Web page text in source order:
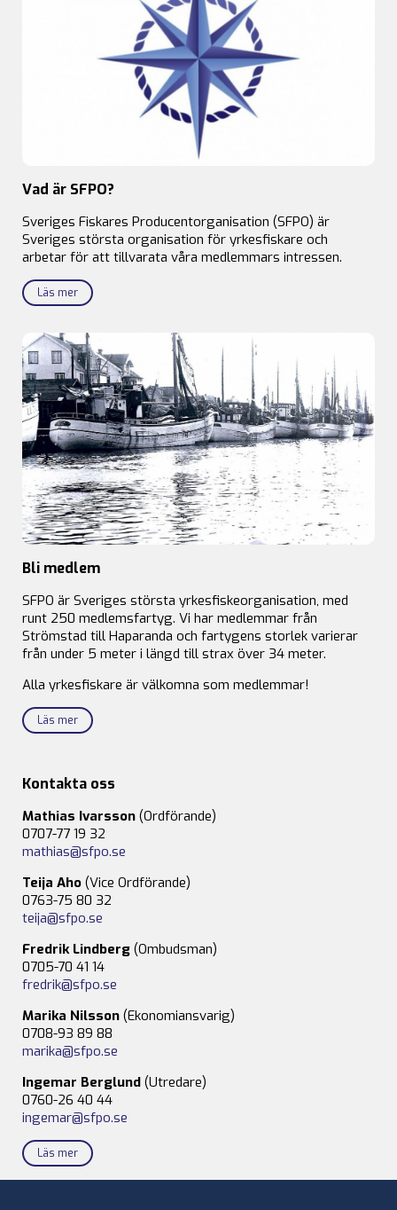
Vad är SFPO?
Sveriges Fiskares Producentorganisation (SFPO) är
Sveriges största organisation för yrkesfiskare och
arbetar för att tillvarata våra medlemmars intressen.
Läs mer
Bli medlem
SFPO är Sveriges största yrkesfiskeorganisation, med
runt 250 medlemsfartyg. Vi har medlemmar från
Strömstad till Haparanda och fartygens storlek varierar
från under 5 meter i längd till strax över 34 meter.
Alla yrkesfiskare är välkomna som medlemmar!
Läs mer
Kontakta oss
Mathias Ivarsson (Ordförande)
0707-77 19 32
mathias@sfpo.se
Teija Aho (Vice Ordförande)
0763-75 80 32
teija@sfpo.se
Fredrik Lindberg (Ombudsman)
0705-70 41 14
fredrik@sfpo.se
Marika Nilsson (Ekonomiansvarig)
0708-93 89 88
marika@sfpo.se
Ingemar Berglund (Utredare)
0760-26 40 44
ingemar@sfpo.se
Läs mer